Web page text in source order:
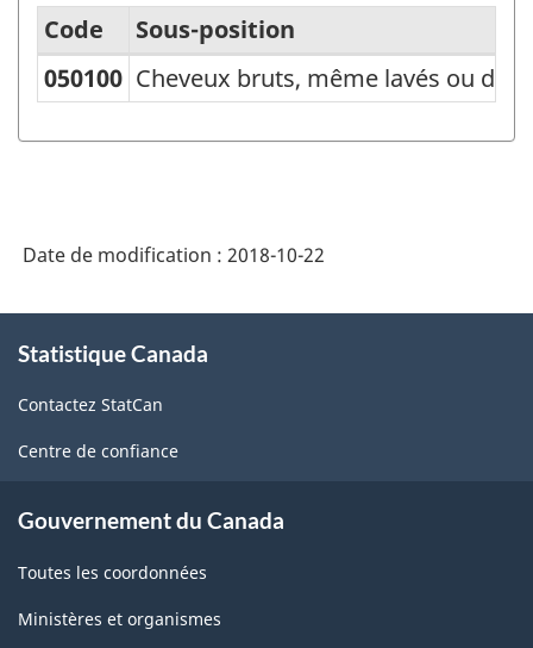
Classification
(CTB)
-
Structure
de
la
Code
Sous-position
050100 Cheveux bruts, même lavés ou
Date de modification : 2018-10-22
propos
ce
site
Statistique Canada
Contactez StatCan
Centre de confiance
Gouvernement du Canada
Toutes les coordonnées
Ministères et organismes